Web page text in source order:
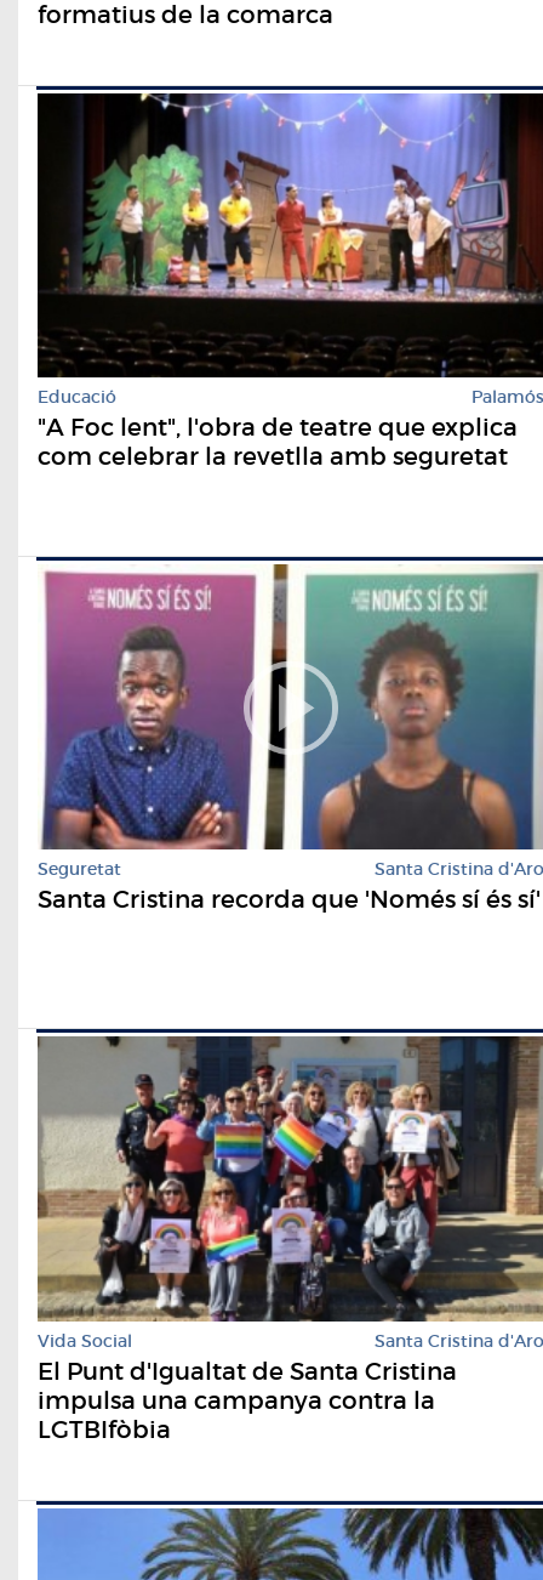
formatius de la comarca
Educació Palamós
"A Foc lent", l'obra de teatre que explica
com celebrar la revetlla amb seguretat
Seguretat Santa Cristina d'Aro
Santa Cristina recorda que 'Només sí és sí'
Vida Social Santa Cristina d'Aro
El Punt d'Igualtat de Santa Cristina
impulsa una campanya contra la
LGTBIfòbia